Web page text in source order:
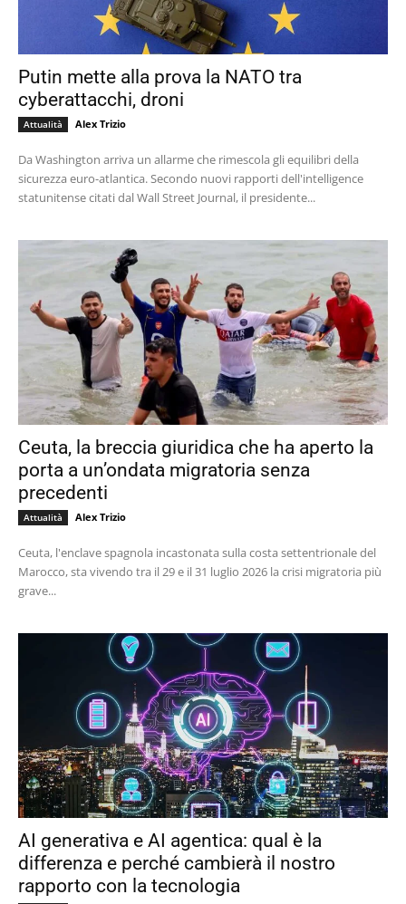
Putin mette alla prova la NATO tra
cyberattacchi, droni
Attualità Alex Trizio
Da Washington arriva un allarme che rimescola gli equilibri della
sicurezza euro-atlantica. Secondo nuovi rapporti dell'intelligence
statunitense citati dal Wall Street Journal, il presidente...
Ceuta, la breccia giuridica che ha aperto la
porta a un’ondata migratoria senza
precedenti
Attualità Alex Trizio
Ceuta, l'enclave spagnola incastonata sulla costa settentrionale del
Marocco, sta vivendo tra il 29 e il 31 luglio 2026 la crisi migratoria più
grave...
AI generativa e AI agentica: qual è la
differenza e perché cambierà il nostro
rapporto con la tecnologia